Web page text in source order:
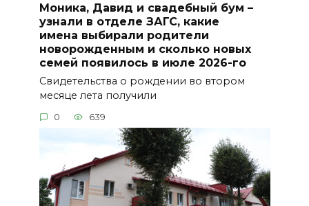
Моника, Давид и свадебный бум –
узнали в отделе ЗАГС, какие
имена выбирали родители
новорожденным и сколько новых
семей появилось в июле 2026-го
Свидетельства о рождении во втором
месяце лета получили
0 639